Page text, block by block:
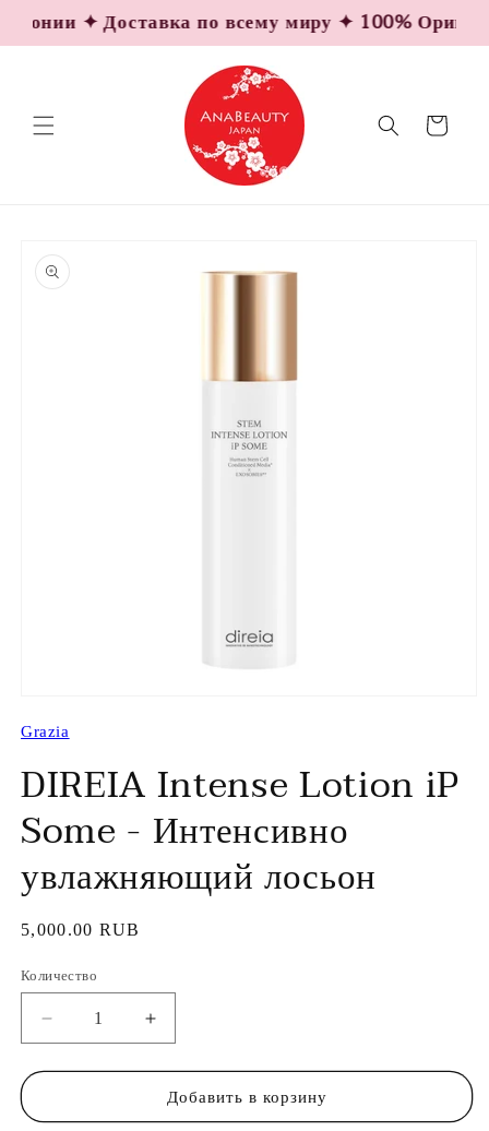
к
контенту
✦ Доставка по всему миру ✦ 100%
Корзина
информации
о продукте
файлы
в
модальном
окне
Grazia
DIREIA Intense Lotion iP
Some - Интенсивно
увлажняющий лосьон
Обычная
5,000.00 RUB
Количество
Уменьшить
количество
DIREIA
Lotion
Увеличить
количество
DIREIA
Intense
Lotion
Добавить в корзину